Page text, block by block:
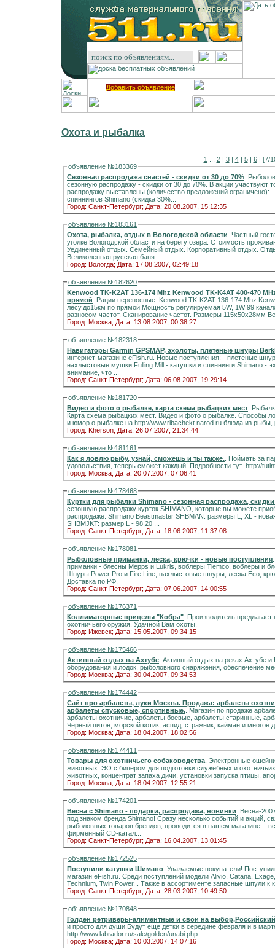
Добавить объявление
Охота и рыбалка
1 2| 3| 4| 5| 6| [7/
объявление №183369
Сезонная распродажа снастей - скидки от 30 до 70% .
сезонную распродажу - скидки от 30 до 70%. В акции участвуют
распродажу выставлены (количество предложений ограничено): - Ряд моделей удилищ Shimano (скидка 50%) и
спиннингов Shimano (скидка 30%...
Город: Санкт-Петербург; Дата: 20.08.2007, 15:12:35
объявление №183161
Охота, рыбалка, отдых в Вологодской области . Частный
уголке Вологодской области на берегу озера. Стоимость проживания 500 руб./чел./сут. Русский Север. Отдых.
Уединенный отдых. Семейный отдых. Корпоративный отдых.
Великолепная русская баня...
Город: Вологда; Дата: 17.08.2007, 02:49:18
объявление №182620
Kenwood TK-K2AT 136-174 Mhz Kenwood TK-K4AT 400-470
прямой . Рации переносные: Kenwood TK-K2AT 136-174 Mhz
лесу,до15км по прямой.Мощность регулируемая 5W, 1W 99
разносом частот. Сканирование частот. Размеры 115х50х28мм
Город: Москва; Дата: 13.08.2007, 00:38:27
объявление №182318
Навигаторы Garmin GPSMAP, эхолоты, плетеные шнуры
интернет-магазине eFish.ru. Новые поступления: - плетеные шнуры Berkley - Fire Line и Fire Line Cristal, SpiderWire -
нахлыстовые мушки Fulling Mill - катушки и спиннинги Shimano - эхолоты Humminbird и Bottom Line Обращаем особое
внимание, что ...
Город: Санкт-Петербург; Дата: 06.08.2007, 19:29:14
объявление №181720
Видео и фото о рыбалке, карта схема рыбацких мест .
Карта схема рыбацких мест. Видео и фото о рыбалке. Способы
и юмор о рыбалке на http://www.ribachekt.narod.ru блюда из
Город: Kherson; Дата: 26.07.2007, 21:34:44
объявление №181161
Как я ловлю рыбу, узнай, сможешь и ты также. . Поймать за
удовольствия, теперь сможет каждый! Подробности тут. http://
Город: Москва; Дата: 20.07.2007, 07:06:41
объявление №178468
Куртки для рыбалки Shimano - сезонная распродажа, скидки
сезонную распродажу курток SHIMANO, которые вы можете приобрести со скидкой
распродаже: Shimano Beastmaster SHBMAN: размеры L, XL - новая цена 82,42 у.е. (старая цена 164,83 у.е.) Beastmaster
SHBMJKT: размер L - 98,20 ...
Город: Санкт-Петербург; Дата: 18.06.2007, 11:37:08
объявление №178081
Рыболовные приманки, леска, крючки - новые поступления
приманки - блесны Mepps и Lukris, воблеры Tiemco, воблеры и
Шнуры Power Pro и Fire Line, нахлыстовые шнуры, леска Eco, крючки Kamasan.
Доставка по РФ.
Город: Санкт-Петербург; Дата: 07.06.2007, 14:00:55
объявление №176371
Коллиматорные прицелы "Кобра" . Производитель
охотничьего оружия. Удачной Вам охоты.
Город: Ижевск; Дата: 15.05.2007, 09:34:15
объявление №175466
Активный отдых на Ахтубе . Активный отдых на реках Ахтубе и Волге. Обеспечение всего путешествия, прокат
оборудования и лодок,
Город: Москва; Дата: 30.04.2007, 09:34:53
объявление №174442
Сайт про арбалеты, луки Москва. Продажа: арбалеты
арбалеты спусковые, спортивные. . Магазин по продаже
арбалеты охотничие, арбалеты боевые, арбалеты старинные, арбалеты
Черный питон, морской котик, аспид, стражник, кайман и многое
Город: Москва; Дата: 18.04.2007, 18:02:56
объявление №174411
Товары для охотничьего собаководства . Электронные
животных. ЭО с бипером для подготовки служебных и охотничьих собак. Апортировочные ружья,
животных, концентрат запаха дичи, установки запуска птицы,
Город: Москва; Дата: 18.04.2007, 12:55:21
объявление №174201
Весна с Shimano - подарки, распродажа, новинки . Весна-
под знаком бренда Shimano! Сразу несколько событий и акций, связанных с одним из самых популярных на рынке
рыболовных товаров брендов, проводится в нашем магазине. - всю весну каждый покупатель получает в подарок
фирменный CD-катал...
Город: Санкт-Петербург; Дата: 16.04.2007, 13:01:45
объявление №172525
Поступили катушки Шимано . Уважаемые покупатели! Поступили катушки Shimano (европейский рынок) в интернет-
магазин eFish.ru. Среди поступлений модели Alivio, Catana,
Город: Санкт-Петербург; Дата: 28.03.2007, 10:49:50
объявление №170848
Голден ретриверы-алиментные и свои на
и просто для души.Будут еще детки в середине февраля и в марте.Запись на щенков.Цена 20000р,торг уместен
http://www.labrador.ru/sale/golden/unabi.php
Город: Москва; Дата: 10.03.2007, 14:07:16